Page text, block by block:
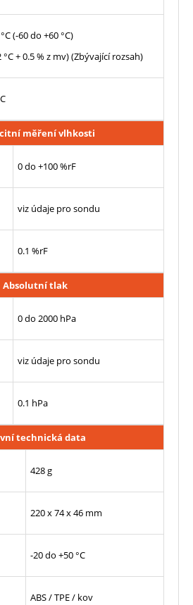
(-60 do +60 °C)
°C + 0.5 % z mv) (Zbývající rozsah)
měření vlhkosti
0 do +100 %rF
viz údaje pro sondu
0.1 %rF
Absolutní tlak
0 do 2000 hPa
viz údaje pro sondu
0.1 hPa
technická data
428 g
220 x 74 x 46 mm
-20 do +50 °C
ABS / TPE / kov